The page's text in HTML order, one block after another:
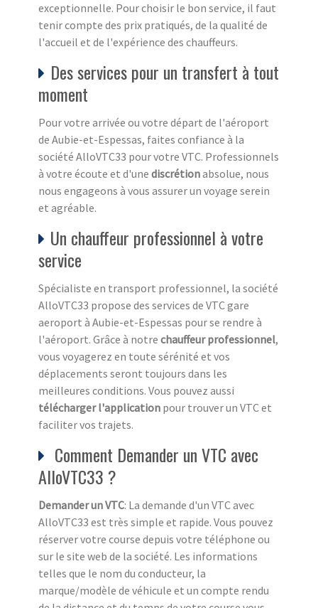
exceptionnelle. Pour choisir le bon service, il faut
tenir compte des prix pratiqués, de la qualité de
l'accueil et de l'expérience des chauffeurs.
Des services pour un transfert à tout
moment
Pour votre arrivée ou votre départ de l'aéroport
de Aubie-et-Espessas, faites confiance à la
société AlloVTC33 pour votre VTC. Professionnels
à votre écoute et d'une discrétionabsolue, nous
nous engageons à vous assurer un voyage serein
et agréable.
Un chauffeur professionnel à votre
service
Spécialiste en transport professionnel, la société
AlloVTC33 propose des services de VTC gare
aeroport à Aubie-et-Espessas pour se rendre à
l'aéroport. Grâce à notre chauffeur professionnel,
vous voyagerez en toute sérénité et vos
déplacements seront toujours dans les
meilleures conditions. Vous pouvez aussi
télécharger l'application pour trouver un VTC et
faciliter vos trajets.
Comment Demander un VTC avec
AlloVTC33 ?
Demander un VTC: La demande d'un VTC avec
AlloVTC33 est très simple et rapide. Vous pouvez
réserver votre course depuis votre téléphone ou
sur le site web de la société. Les informations
telles que le nom du conducteur, la
marque/modèle de véhicule et un compte rendu